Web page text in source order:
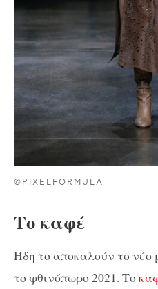
©PIXELFORMULA
Το καφέ
Ήδη το αποκαλούν το νέο
το φθινόπωρο 2021. Το